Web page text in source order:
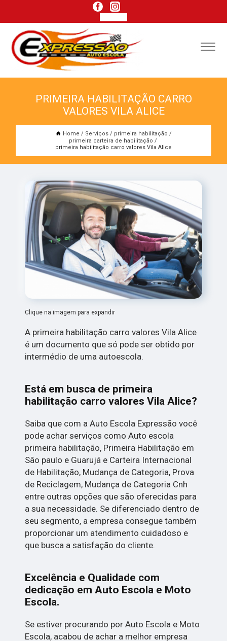
PRIMEIRA HABILITAÇÃO CARRO
VALORES VILA ALICE
Home Serviços
primeira habilitação
primeira carteira de habilitação
primeira habilitação carro valores Vila Alice
Clique na imagem para expandir
A primeira habilitação carro valores Vila Alice
é um documento que só pode ser obtido por
intermédio de uma autoescola.
Está em busca de primeira
habilitação carro valores Vila Alice?
Saiba que com a Auto Escola Expressão você
pode achar serviços como Auto escola
primeira habilitação, Primeira Habilitação em
São paulo e Guarujá e Carteira Internacional
de Habilitação, Mudança de Categoria, Prova
de Reciclagem, Mudança de Categoria Cnh
entre outras opções que são oferecidas para
a sua necessidade. Se diferenciado dentro de
seu segmento, a empresa consegue também
proporcionar um atendimento cuidadoso e
que busca a satisfação do cliente.
Excelência e Qualidade com
dedicação em Auto Escola e Moto
Escola.
Se estiver procurando por Auto Escola e Moto
Escola, acabou de achar a melhor empresa